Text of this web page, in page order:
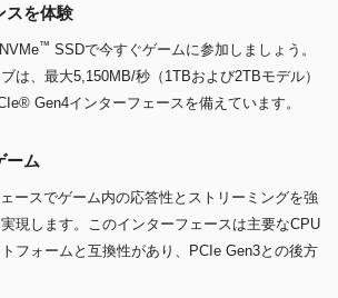
スを体験
™ SSDで今すぐゲームに参加しましょう。
は、最大5,150MB/秒（1TBおよび2TBモデル）
Gen4インターフェースを備えています。
ーム
ースでゲーム内の応答性とストリーミングを強
現します。このインターフェースは主要なCPU
フォームと互換性があり、PCIe Gen3との後方